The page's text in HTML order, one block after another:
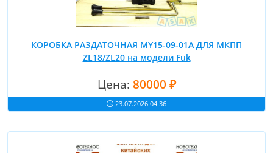
КОРОБКА РАЗДАТОЧНАЯ MY15-09-01A ДЛЯ МКПП
ZL18/ZL20 на модели Fuk
Цена: 80000 ₽
23.07.2026 04:36